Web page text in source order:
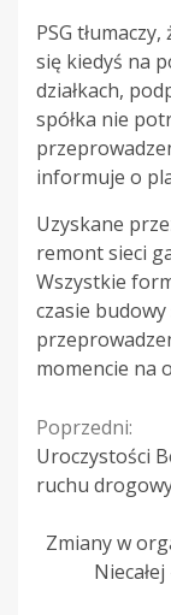
PSG
się kiedyś na
działkach,
spółka nie
informuje o
Uzyskane
remont sieci
Wszystkie
czasie
momencie na
Poprzedni:
Uroczystości
ruchu
Zmiany w